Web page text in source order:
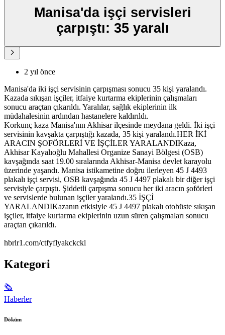
Manisa'da işçi servisleri
çarpıştı: 35 yaralı
2 yıl önce
Manisa'da iki işçi servisinin çarpışması sonucu 35 kişi yaralandı.
Kazada sıkışan işçiler, itfaiye kurtarma ekiplerinin çalışmaları
sonucu araçtan çıkarıldı. Yaralılar, sağlık ekiplerinin ilk
müdahalesinin ardından hastanelere kaldırıldı.
Korkunç kaza Manisa'nın Akhisar ilçesinde meydana geldi. İki işçi
servisinin kavşakta çarpıştığı kazada, 35 kişi yaralandı.HER İKİ
ARACIN ŞOFÖRLERİ VE İŞÇİLER YARALANDIKaza,
Akhisar Kayalıoğlu Mahallesi Organize Sanayi Bölgesi (OSB)
kavşağında saat 19.00 sıralarında Akhisar-Manisa devlet karayolu
üzerinde yaşandı. Manisa istikametine doğru ilerleyen 45 J 4493
plakalı işçi servisi, OSB kavşağında 45 J 4497 plakalı bir diğer işçi
servisiyle çarpıştı. Şiddetli çarpışma sonucu her iki aracın şoförleri
ve servislerde bulunan işçiler yaralandı.35 İŞÇİ
YARALANDIKazanın etkisiyle 45 J 4497 plakalı otobüste sıkışan
işçiler, itfaiye kurtarma ekiplerinin uzun süren çalışmaları sonucu
araçtan çıkarıldı.
hbrlr1.com/ctfyflyakckckl
Kategori
🗞
Haberler
Döküm